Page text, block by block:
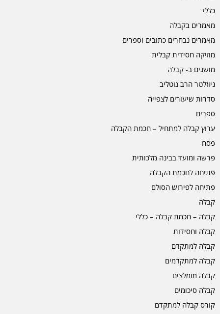
כללי
מאמרים בקבלה
מאמרים נבחרים כתובים וספרים
מוזיקה חסידית קבלית
מושגים ב- קבלה
ניוזלטר הרב גוטליב
סדרות שיעורים לצפייה
ספרים
ערוץ קבלה למתחיל – חכמת הקבלה
פסח
פרשה ומועד בבינה מלכותית
פתיחה לחכמת הקבלה
פתיחה לפירוש הסולם
קבלה
קבלה – חכמת קבלה – כללי
קבלה וחסידות
קבלה למתקדם
קבלה למתקדמים
קבלה מומלצים
קבלה סיכומים
קורס קבלה למתקדם